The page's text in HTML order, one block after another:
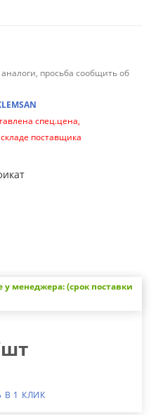
просьба сообщить об
спец.цена,
поставщика
менеджера: (срок поставки
В 1 КЛИК